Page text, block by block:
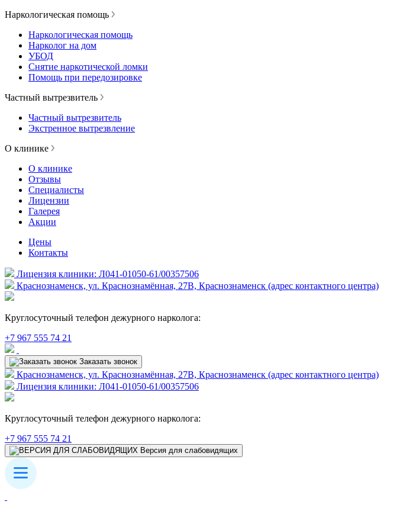
Наркологическая помощь
Наркологическая помощь
Нарколог на дом
УБОД
Снятие наркотической ломки
Помощь при передозировке
Частный вытрезвитель
Частный вытрезвитель
Экстренное вытрезвление
О клинике
О клинике
Отзывы
Специалисты
Лицензии
Галерея
Акции
Цены
Контакты
Лицензия клиники: Л041-01050-61/00357506
Краснознаменск, ул. Краснознамённая, 27В, Краснознаменск (адрес контактного центра)
Круглосуточный телефон дежурного нарколога:
+7 967 555 74 21
Заказать звонок
Краснознаменск, ул. Краснознамённая, 27В, Краснознаменск (адрес контактного центра)
Лицензия клиники: Л041-01050-61/00357506
Круглосуточный телефон дежурного нарколога:
+7 967 555 74 21
Версия для слабовидящих